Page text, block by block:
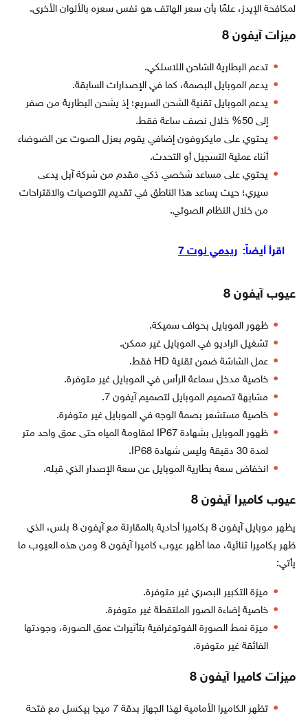
لمكافحة الإيدز، علمًا بأن سعر الهاتف هو نفس سعره بالألوان الأخرى.
ميزات آيفون 8
تدعم البطارية الشاحن اللاسلكي.
يدعم الموبايل البصمة، كما في الإصدارات السابقة.
يدعم الموبايل تقنية الشحن السريع؛ إذ يشحن البطارية من صفر
إلى 50% خلال نصف ساعة فقط.
يحتوي على مايكروفون إضافي يقوم بعزل الصوت عن الضوضاء
أثناء عملية التسجيل أو التحدث.
يحتوي على مساعد شخصي ذكي مقدم من شركة آبل يدعى
سيري؛ حيث يساعد هذا الناطق في تقديم التوصيات والاقتراحات
من خلال النظام الصوتي.
اقرأ أيضاً: ريدمي نوت 7
عيوب آيفون 8
ظهور الموبايل بحواف سميكة.
تشغيل الراديو في الموبايل غير ممكن.
عمل الشاشة ضمن تقنية HD فقط.
خاصية مدخل سماعة الرأس في الموبايل غير متوفرة.
مشابهة تصميم الموبايل لتصميم آيفون 7.
خاصية مستشعر بصمة الوجه في الموبايل غير متوفرة.
ظهور الموبايل بشهادة IP67 لمقاومة المياه حتى عمق واحد متر
لمدة 30 دقيقة وليس شهادة IP68.
انخفاض سعة بطارية الموبايل عن سعة الإصدار الذي قبله.
عيوب كاميرا آيفون 8
يظهر موبايل آيفون 8 بكاميرا أحادية بالمقارنة مع آيفون 8 بلس، الذي
ظهر بكاميرا ثنائية، مما أظهر عيوب كاميرا آيفون 8 ومن هذه العيوب ما
يأتي:
ميزة التكبير البصري غير متوفرة.
خاصية إضاءة الصور الملتقطة غير متوفرة.
ميزة نمط الصورة الفوتوغرافية بتأثيرات عمق الصورة، وجودتها
الفائقة غير متوفرة.
ميزات كاميرا آيفون 8
تظهر الكاميرا الأمامية لهذا الجهاز بدقة 7 ميجا بيكسل مع فتحة